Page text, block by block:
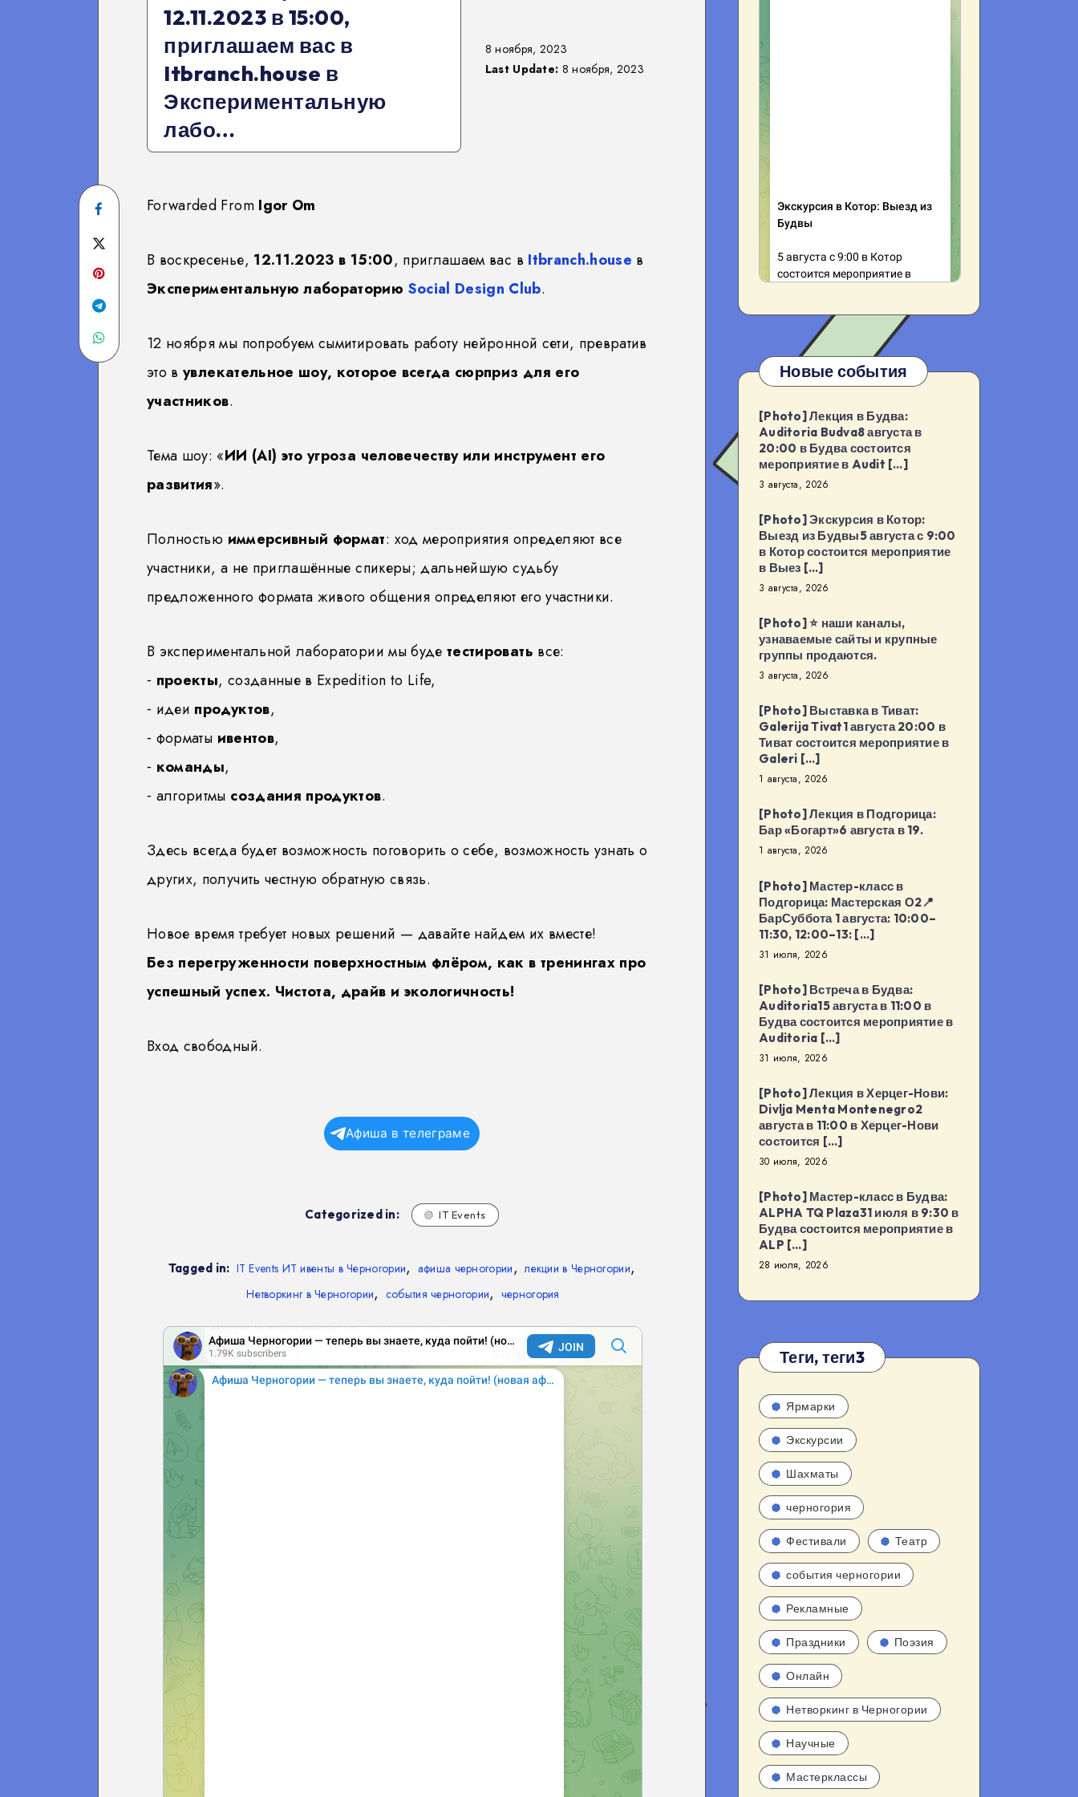
12.11.2023 в 15:00,
приглашаем вас в
Itbranch.house в
Экспериментальную
лабо…
8 ноября, 2023
Last Update: 8 ноября, 2023
Share
on
Facebook
Twitter
Share
Telegram
Share
WhatsApp
Forwarded From Igor Om
В воскресенье, 12.11.2023 в 15:00, приглашаем вас в Itbranch.house в
Экспериментальную лабораторию Social Design Club.
12 ноября мы попробуем сымитировать работу нейронной сети, превратив
это вувлекательное шоу, которое всегда сюрприз для его
участников.
Тема шоу: «ИИ (AI) это угроза человечеству или инструмент его
развития».
Полностью иммерсивный формат: ход мероприятия определяют все
участники, а не приглашённые спикеры; дальнейшую судьбу
предложенного формата живого общения определяют его участники.
В экспериментальной лаборатории мы будетестировать все:
⁃ проекты, созданные в Expedition to Life,
⁃ идеи продуктов,
⁃ форматы ивентов,
⁃ команды,
⁃ алгоритмы создания продуктов.
Здесь всегда будет возможность поговорить о себе, возможность узнать о
других, получить честную обратную связь.
Новое время требует новых решений — давайте найдем их вместе!
Без перегруженности поверхностным флёром, как в тренингах про
успешный успех. Чистота, драйв и экологичность!
Вход свободный.
Афиша в телеграме
Categorized in: IT Events
Tagged in: IT Events ИТ ивенты в Черногории, афиша черногории, лекции в Черногории,
Нетворкинг в Черногории, события черногории, черногория
Новые события
[Photo] Лекция в Будва:
Auditoria Budva8 августа в
20:00 в Будва состоится
мероприятие в Audit […]
3 августа, 2026
[Photo] Экскурсия в Котор:
Выезд из Будвы5 августа с 9:00
в Котор состоится мероприятие
в Выез […]
3 августа, 2026
[Photo] ⭐️ наши каналы,
узнаваемые сайты и крупные
группы продаются.
3 августа, 2026
[Photo] Выставка в Тиват:
Galerija Tivat1 августа 20:00 в
Тиват состоится мероприятие в
Galeri […]
1 августа, 2026
[Photo] Лекция в Подгорица:
Бар «Богарт»6 августа в 19.
1 августа, 2026
[Photo] Мастер-класс в
Подгорица: Мастерская О2📍
БарСуббота 1 августа: 10:00–
11:30, 12:00–13: […]
31 июля, 2026
[Photo] Встреча в Будва:
Auditoria15 августа в 11:00 в
Будва состоится мероприятие в
Auditoria […]
31 июля, 2026
[Photo] Лекция в Херцег-Нови:
Divlja Menta Montenegro2
августа в 11:00 в Херцег-Нови
состоится […]
30 июля, 2026
[Photo] Мастер-класс в Будва:
ALPHA TQ Plaza31 июля в 9:30 в
Будва состоится мероприятие в
ALP […]
28 июля, 2026
Теги, теги3
Ярмарки
Экскурсии
Шахматы
черногория
Фестивали Театр
события черногории
Рекламные
Праздники Поэзия
Онлайн
Нетворкинг в Черногории
Научные
Мастерклассы